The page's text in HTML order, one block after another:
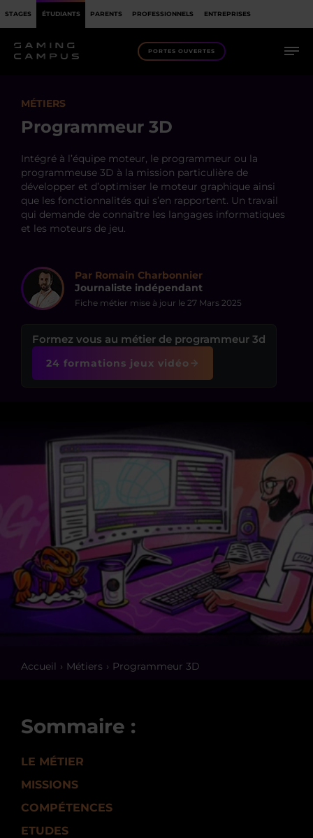
STAGES ÉTUDIANTS PARENTS PROFESSIONNELS ENTREPRISES
PORTES OUVERTES
MÉTIERS
Programmeur 3D
Intégré à l’équipe moteur, le programmeur ou la
programmeuse 3D à la mission particulière de
développer et d’optimiser le moteur graphique ainsi
que les fonctionnalités qui s’en rapportent. Un travail
qui demande de connaître les langages informatiques
et les moteurs de jeu.
Par Romain Charbonnier
Journaliste indépendant
Fiche métier mise à jour le 27 Mars 2025
Formez vous au métier de programmeur 3d
24 formations jeux vidéo
Accueil Métiers Programmeur 3D
Sommaire :
LE MÉTIER
MISSIONS
COMPÉTENCES
ETUDES